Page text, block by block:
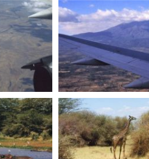
TANZANIE